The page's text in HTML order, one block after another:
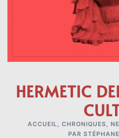
HERMETIC
ACCUEIL, CHRONIQUES ,
PAR